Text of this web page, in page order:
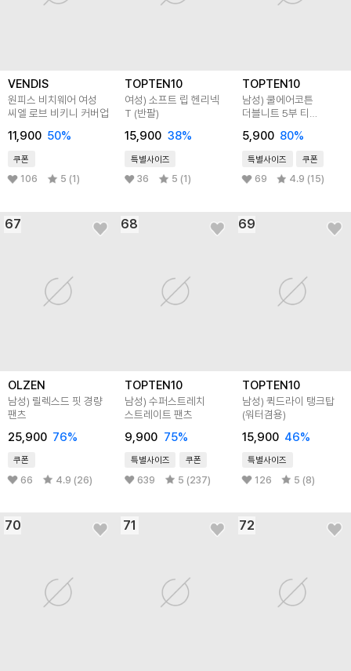
VENDIS
원피스 비치웨어 여성
씨엘 로브 비키니 커버업
11,900 50%
쿠폰
106 5 (1)
TOPTEN10
여성) 소프트 립 헨리넥
T (반팔)
15,900 38%
특별사이즈
36 5 (1)
TOPTEN10
남성) 쿨에어코튼
더블니트 5부 티
5,900 80%
특별사이즈 쿠폰
69 4.9 (15)
67
OLZEN
남성) 릴렉스드 핏 경량
팬츠
25,900 76%
쿠폰
66 4.9 (26)
68
TOPTEN10
남성) 수퍼스트레치
스트레이트 팬츠
9,900 75%
특별사이즈 쿠폰
639 5 (237)
69
TOPTEN10
남성) 퀵드라이 탱크탑
(워터겸용)
15,900 46%
특별사이즈
126 5 (8)
70 71 72